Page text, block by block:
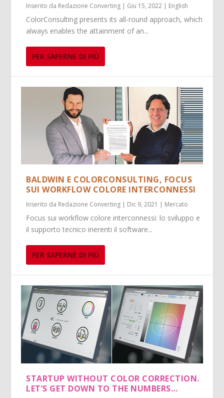
Inserito da Redazione Converting | Giu 15, 2022 | English
ColorConsulting presents its all-round approach, which
always enables the attainment of an...
PER SAPERNE DI PIÙ
BALDWIN E COLORCONSULTING, FOCUS
SUI WORKFLOW COLORE INTERCONNESSI
Inserito da Redazione Converting | Dic 9, 2021 | Mercato
Focus sui workflow colore interconnessi: lo sviluppo e
il supporto tecnico inerenti il software...
PER SAPERNE DI PIÙ
STARTUP WITHOUT COLOR CORRECTION.
LET’S GET DOWN TO THE NUMBERS…